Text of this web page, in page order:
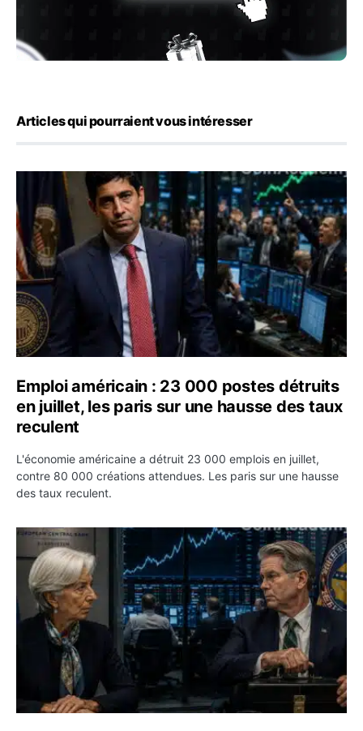
Articles qui pourraient vous intéresser
Emploi américain : 23 000 postes détruits en juillet, les
Emploi américain : 23 000 postes détruits
en juillet, les paris sur une hausse des taux
reculent
L'économie américaine a détruit 23 000 emplois en juillet,
contre 80 000 créations attendues. Les paris sur une hausse
des taux reculent.
Yen : Washington a vendu des euros sans prévenir la